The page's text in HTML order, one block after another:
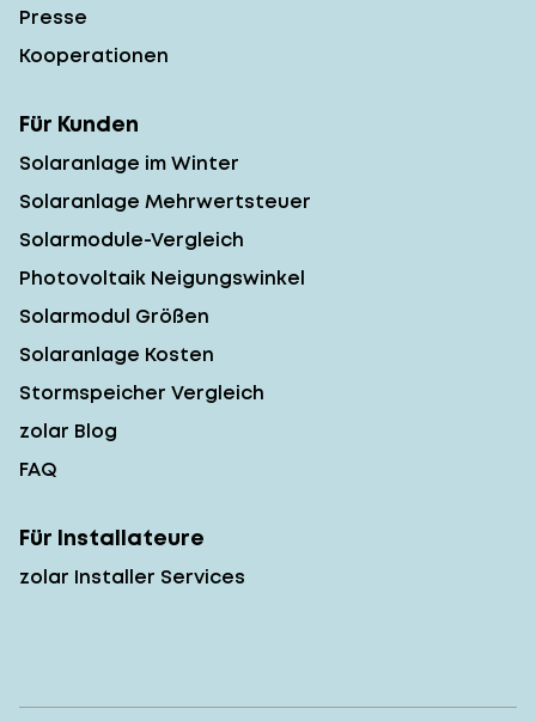
Presse
Kooperationen
Für Kunden
Solaranlage im Winter
Solaranlage Mehrwertsteuer
Solarmodule-Vergleich
Photovoltaik Neigungswinkel
Solarmodul Größen
Solaranlage Kosten
Stormspeicher Vergleich
zolar Blog
FAQ
Für Installateure
zolar Installer Services